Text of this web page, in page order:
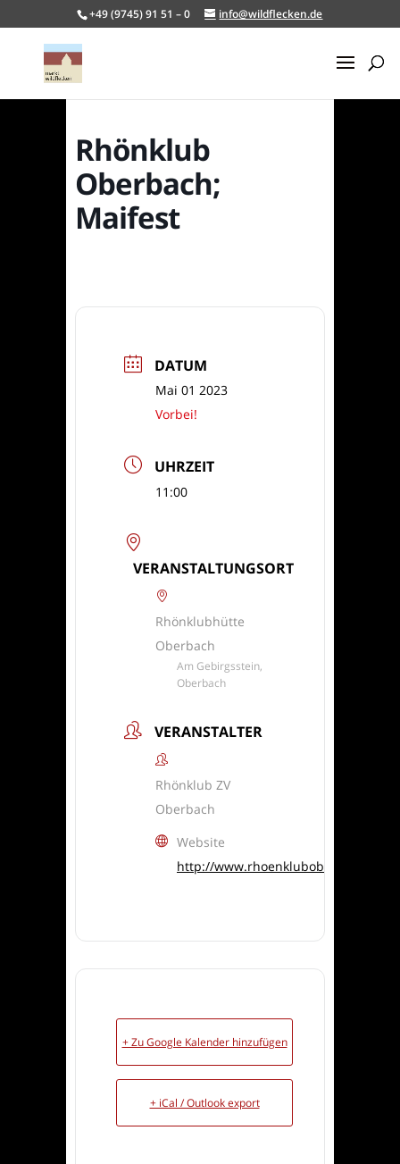
+49 (9745) 91 51 – 0 info@wildflecken.de
Rhönklub
Oberbach;
Maifest
DATUM
Mai 01 2023
Vorbei!
UHRZEIT
11:00
VERANSTALTUNGSORT
Rhönklubhütte
Oberbach
Am Gebirgsstein,
Oberbach
VERANSTALTER
Rhönklub ZV
Oberbach
Website
http://www.rhoenkluboberbach.de
+ Zu Google Kalender hinzufügen
+ iCal / Outlook export